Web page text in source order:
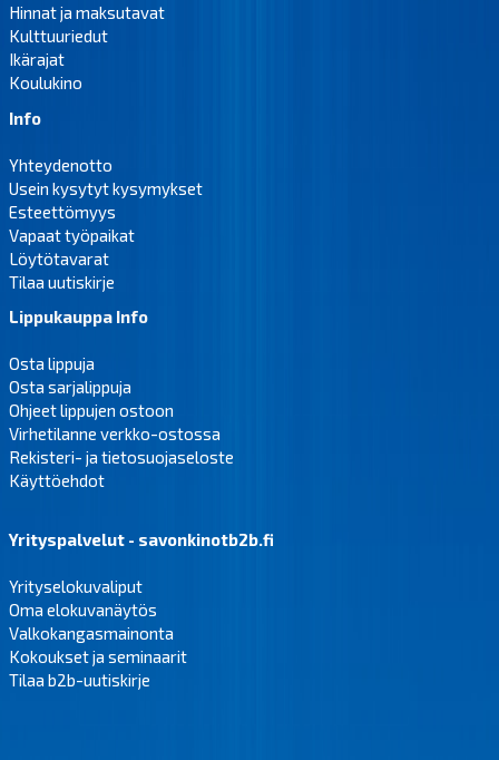
Hinnat ja maksutavat
Kulttuuriedut
Ikärajat
Koulukino
Info
Yhteydenotto
Usein kysytyt kysymykset
Esteettömyys
Vapaat työpaikat
Löytötavarat
Tilaa uutiskirje
Lippukauppa Info
Osta lippuja
Osta sarjalippuja
Ohjeet lippujen ostoon
Virhetilanne verkko-ostossa
Rekisteri- ja tietosuojaseloste
Käyttöehdot
Yrityspalvelut - savonkinotb2b.fi
Yrityselokuvaliput
Oma elokuvanäytös
Valkokangasmainonta
Kokoukset ja seminaarit
Tilaa b2b-uutiskirje